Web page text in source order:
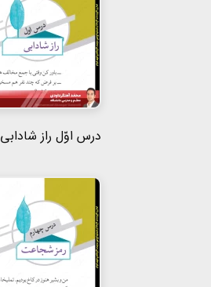
درس اوّل راز شادابی